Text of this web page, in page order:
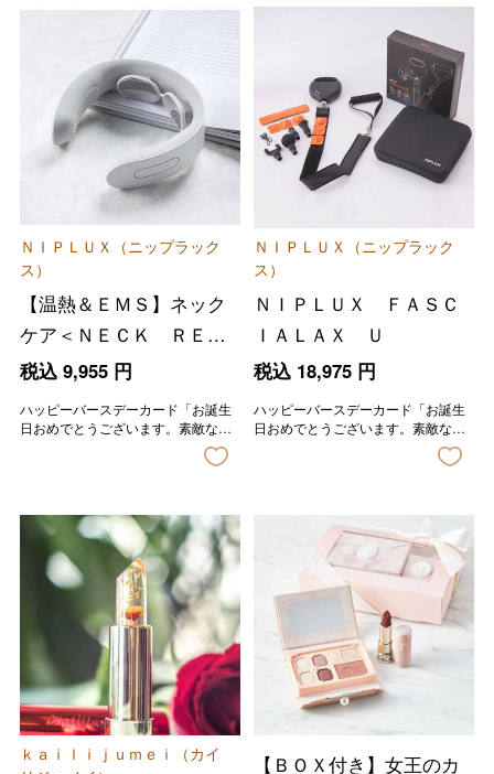
ＮＩＰＬＵＸ（ニップラック
ス）
【温熱＆ＥＭＳ】ネック
ケア＜ＮＥＣＫ ＲＥＬ
ＡＸ＞
税込 9,955円
ハッピーバースデーカード「お誕生
日おめでとうございます。素敵な一
年になりますように。」の印字が入
ＮＩＰＬＵＸ（ニップラック
ス）
ＮＩＰＬＵＸ ＦＡＳＣ
ＩＡＬＡＸ Ｕ
税込 18,975円
ハッピーバースデーカード「お誕生
日おめでとうございます。素敵な一
年になりますように。」の印字が入
ｋａｉｌｉｊｕｍｅｉ（カイ
【ＢＯＸ付き】女王のカ